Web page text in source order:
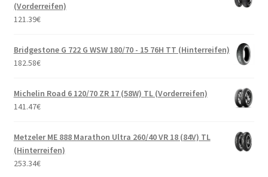
(Vorderreifen)
121.39€
Bridgestone G 722 G WSW 180/70 - 15 76H TT (Hinterreifen)
182.58€
Michelin Road 6 120/70 ZR 17 (58W) TL (Vorderreifen)
141.47€
Metzeler ME 888 Marathon Ultra 260/40 VR 18 (84V) TL
(Hinterreifen)
253.34€